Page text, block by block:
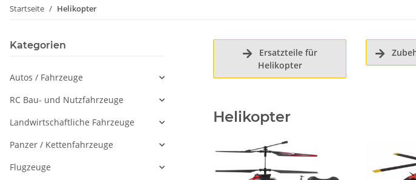
Startseite Helikopter
Ersatzteile für
Helikopter

Helikopter
Kategorien
Autos / Fahrzeuge
RC Bau- und Nutzfahrzeuge
Landwirtschaftliche Fahrzeuge
Panzer / Kettenfahrzeuge
Flugzeuge